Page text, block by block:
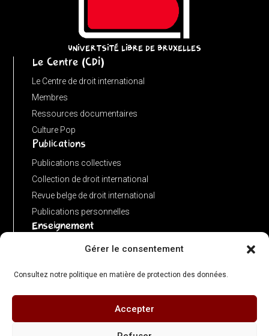
Gérer le consentement
Consultez notre politique en matière de protection des données.
Accepter
input
URL(input,
window.location.href);
u.pathname.toLowerCase().replace(/\/+$/,
===
'/'
UNIVERTSITÉ LIBRE DE BRUXELLES
Le Centre (CDI)
Le Centre de droit international
Membres
Ressources documentaires
Culture Pop
Publications
Publications collectives
Collection de droit international
Revue belge de droit international
Publications personnelles
Enseignement
Advanced LLM in public international law
Concours de plaidoiries public
: Olivier Corten - Illustrations : Gérard Bedoret